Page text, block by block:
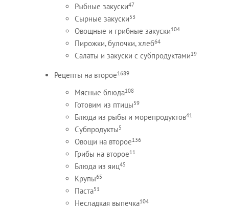
Рыбные закуски47
Сырные закуски53
Овощные и грибные закуски104
Пирожки, булочки, хлеб64
Салаты и закуски с субпродуктами19
Рецепты на второе1689
Мясные блюда108
Готовим из птицы59
Блюда из рыбы и морепродуктов41
Субпродукты5
Овощи на второе136
Грибы на второе11
Блюда из яиц45
Крупы65
Паста51
Несладкая выпечка104